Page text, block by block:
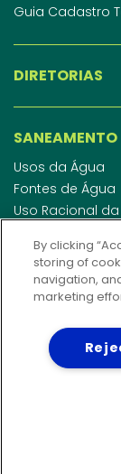
Guia Cadastro
DIRETORIAS
SANEAMENTO
Usos da Água
Fontes de Água
Uso Racional
Esgotamento
Regulamento
Indicadores de
INVESTIDORES
By clicking
storing of
navigation,
marketing